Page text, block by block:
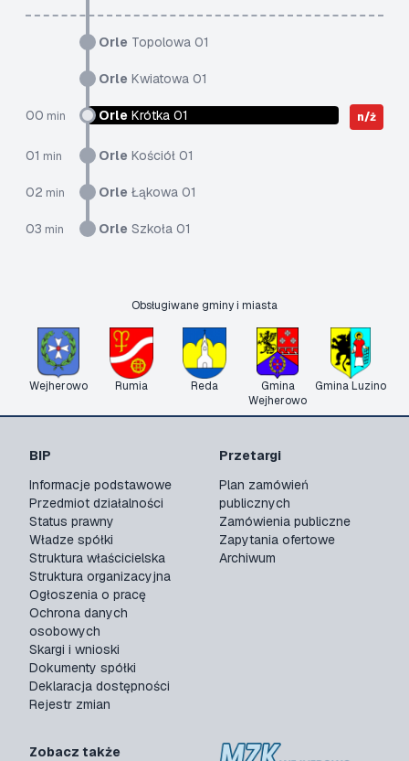
Orle Topolowa 01
Orle Kwiatowa 01
00 min Orle Krótka 01 n/ż
01 min Orle Kościół 01
02 min Orle Łąkowa 01
03 min Orle Szkoła 01
Obsługiwane gminy i miasta
Wejherowo Rumia Reda
Gmina
Wejherowo
Gmina Luzino
BIP
Informacje podstawowe
Przedmiot działalności
Status prawny
Władze spółki
Struktura właścicielska
Struktura organizacyjna
Ogłoszenia o pracę
Ochrona danych
osobowych
Skargi i wnioski
Dokumenty spółki
Deklaracja dostępności
Rejestr zmian
Przetargi
Plan zamówień
publicznych
Zamówienia publiczne
Zapytania ofertowe
Archiwum
Zobacz także